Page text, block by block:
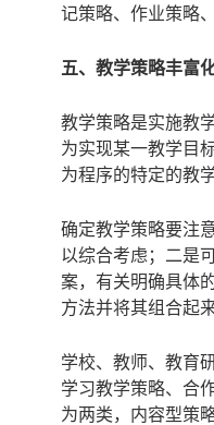
记策略、作业策略
五、教学策略丰富
教学策略是实施教
为实现某一教学目
为程序的特定的教
确定教学策略要注
以综合考虑；二是
案，有关明确具体
方法并将其组合起
学校、教师、教育
学习教学策略、合
为两类，内容型策